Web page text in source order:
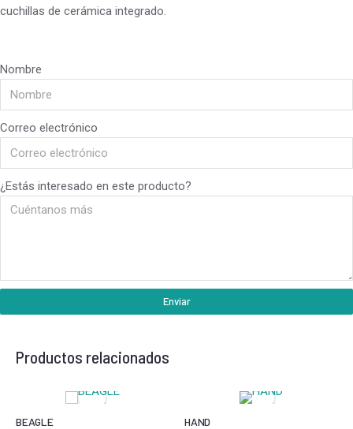
cuchillas de cerámica integrado.
Nombre
Correo electrónico
¿Estás interesado en este producto?
Enviar
Productos relacionados
BEAGLE HAND